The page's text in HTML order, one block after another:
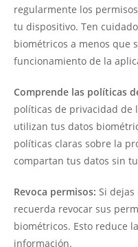
regularmente los
tu dispositivo. Ten
biométricos a menos que
funcionamiento de la
Comprende las políticas
políticas de privacidad de
utilizan tus datos
políticas claras sobre la
compartan tus datos sin
Revoca permisos: Si
recuerda revocar sus
biométricos. Esto reduce
información.